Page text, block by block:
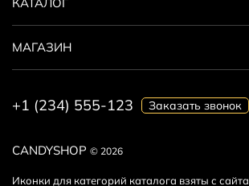
CANDYSHOP © 2026
Иконки для категорий каталога взяты с сайта
МАГАЗИН
+1 (234) 555-123 Заказать звонок